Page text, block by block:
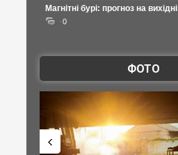
Магнітні бурі: прогноз на вихідні
0
ФОТО